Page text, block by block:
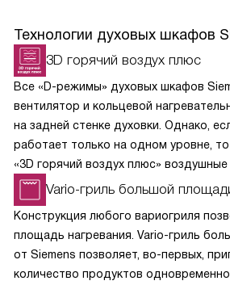
Технологии духовых шкафов
3D горячий воздух плюс
Все «D-режимы» духовых шкафов
вентилятор и кольцевой
на задней стенке духовки. Однако,
работает только на одном уровне,
«3D горячий воздух плюс» воздушные
по всему внутреннему объему
готовить несколько блюд
использовать духовку вместо
ягод, фруктов, овощей и грибов.
Vario-гриль большой
Конструкция любого вариогриля
площадь нагревания. Vario-гриль
от Siemens позволяет, во-первых,
количество продуктов